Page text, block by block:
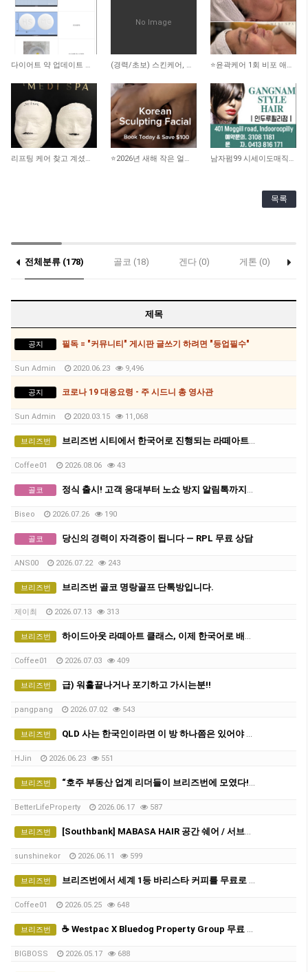
1,570 다이어트 약 업데이트 됐어요
No Image
1,902 (경력/초보) 스킨케어, 리메디얼 테라피스트 -스폰비자가능 2,418 ⭐️윤곽케어 1회 비포 애프터 사진 ⭐️
2,358 리프팅 케어 찾고 계셨나요? 더블로 HIFU 2,149 ⭐️2026년 새해 작은 얼굴 되기 프로젝트!! 100불 할인!! 2,902 남자펌99 시세이도매직199 인두루필리
목록
전체분류 (178) 골코 (18) 겐다 (0) 게톤 (0)
제목
공지 필독 = "커뮤니티" 게시판 글쓰기 하려면 "등업필수"
Sun Admin 2020.06.23 9,496
공지 코로나 19 대응요령 - 주 시드니 총 영사관
Sun Admin 2020.03.15 11,068
브리즈번 브리즈번 시티에서 한국어로 진행되는 라떼아트 클래스, 8/29(토)에 열립니다
Coffee01 2026.08.06 43
골코 정식 출시! 고객 응대부터 노쇼 방지 알림톡까지. 24시간 일하는 '다국어 AI 비서' 를 두어 매출을 늘리세요! (1인샵 평생 무료)
Biseo 2026.07.26 190
골코 당신의 경력이 자격증이 됩니다 — RPL 무료 상담
ANS00 2026.07.22 243
브리즈번 브리즈번 골코 명랑골프 단톡방입니다.
제이최 2026.07.13 313
브리즈번 하이드아웃 라떼아트 클래스, 이제 한국어로 배웁니다 ☕ 그룹 커피 클래스 오픈!
Coffee01 2026.07.03 409
브리즈번 급) 워홀끝나거나 포기하고 가시는분!!
pangpang 2026.07.02 543
브리즈번 QLD 사는 한국인이라면 이 방 하나쯤은 있어야 함 (유용한 카톡방 모음 공유)
HJin 2026.06.23 551
브리즈번 “호주 부동산 업계 리더들이 브리즈번에 모였다!” 브리즈번 특별 합동 무료 부동산 세미나에 여러분을 초대합니다
BetterLifeProperty 2026.06.17 587
브리즈번 [Southbank] MABASA HAIR 공간 쉐어 / 서브리스(Sub-lease) 파트너를 모십니다!
sunshinekor 2026.06.11 599
브리즈번 브리즈번에서 세계 1등 바리스타 커피를 무료로 마실 수 있다면?
Coffee01 2026.05.25 648
브리즈번 ☕️ Westpac X Bluedog Property Group 무료 커피 & 부동산 토크 - 5월21일(목)
BIGBOSS 2026.05.17 688